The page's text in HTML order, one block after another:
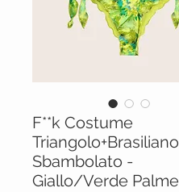
F**k Costume
Triangolo+Brasiliano
Sbambolato -
Giallo/Verde Palme